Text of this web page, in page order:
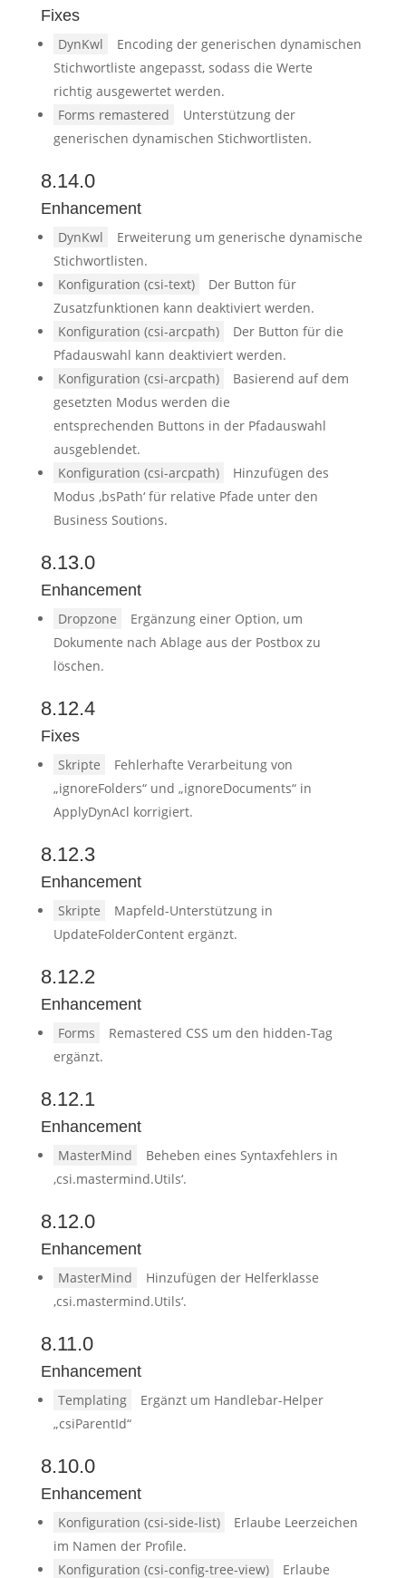
Fixes
DynKwl
Encoding der generischen dynamischen
Stichwortliste angepasst, sodass die Werte
richtig ausgewertet werden.
Forms remastered
Unterstützung der
generischen dynamischen Stichwortlisten.
8.14.0
Enhancement
DynKwl
Erweiterung um generische dynamische
Stichwortlisten.
Konfiguration (csi-text)
Der Button für
Zusatzfunktionen kann deaktiviert werden.
Konfiguration (csi-arcpath)
Der Button für die
Pfadauswahl kann deaktiviert werden.
Konfiguration (csi-arcpath)
Basierend auf dem
gesetzten Modus werden die
entsprechenden Buttons in der Pfadauswahl
ausgeblendet.
Konfiguration (csi-arcpath)
Hinzufügen des
Modus ‚bsPath‘ für relative Pfade unter den
Business Soutions.
8.13.0
Enhancement
Dropzone
Ergänzung einer Option, um
Dokumente nach Ablage aus der Postbox zu
löschen.
8.12.4
Fixes
Skripte
Fehlerhafte Verarbeitung von
„ignoreFolders“ und „ignoreDocuments“ in
ApplyDynAcl korrigiert.
8.12.3
Enhancement
Skripte
Mapfeld-Unterstützung in
UpdateFolderContent ergänzt.
8.12.2
Enhancement
Forms
Remastered CSS um den hidden-Tag
ergänzt.
8.12.1
Enhancement
MasterMind
Beheben eines Syntaxfehlers in
‚csi.mastermind.Utils‘.
8.12.0
Enhancement
MasterMind
Hinzufügen der Helferklasse
‚csi.mastermind.Utils‘.
8.11.0
Enhancement
Templating
Ergänzt um Handlebar-Helper
„csiParentId“
8.10.0
Enhancement
Konfiguration (csi-side-list)
Erlaube Leerzeichen
im Namen der Profile.
Konfiguration (csi-config-tree-view)
Erlaube